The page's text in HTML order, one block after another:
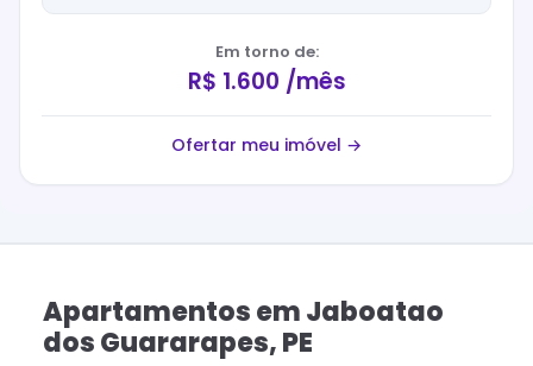
Em torno de:
R$ 1.600 /mês
Ofertar meu imóvel →
ApartamentosemJaboatao
dos Guararapes,PE